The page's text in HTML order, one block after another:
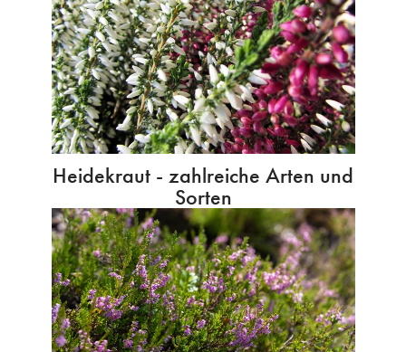
Heidekraut - zahlreiche Arten und
Sorten